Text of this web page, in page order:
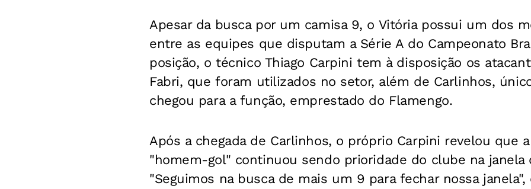
Apesar da busca por um camisa 9, o Vitória possui um dos
entre as equipes que disputam a Série A do Campeonato
posição, o técnico Thiago Carpini tem à disposição os
Fabri, que foram utilizados no setor, além de Carlinhos,
chegou para a função, emprestado do Flamengo.
Após a chegada de Carlinhos, o próprio Carpini revelou que
"homem-gol" continuou sendo prioridade do clube na janela
"Seguimos na busca de mais um 9 para fechar nossa